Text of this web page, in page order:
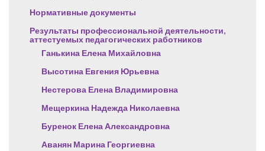
Нормативные документы
Результаты профессиональной деятельности,
аттестуемых педагогических работников
Ганькина Елена Михайловна
Высотина Евгения Юрьевна
Нестерова Елена Владимировна
Мещеркина Надежда Николаевна
Буренок Елена Александровна
Аванян Марина Георгиевна